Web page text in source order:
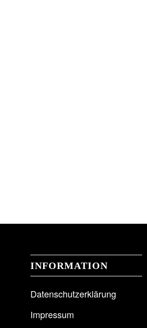
INFORMATION
Datenschutzerklärung
Impressum